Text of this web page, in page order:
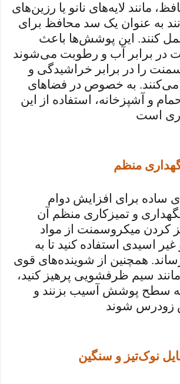
مانند لایه‌های نانو یا رزین‌های
به عنوان یک سد محافظ برای
کنند. این پوشش‌ها باعث
در برابر آب و رطوبت می‌شوند
را در برابر خراشیدگی و
به خصوص در فضاهای
و آشپزخانه، استفاده از این
است
منظم
ساده برای افزایش دوام
و تمیزکاری منظم آن
کردن میکروسمنت از مواد
اسیدی استفاده کنید تا به
همچنین از شوینده‌های قوی
سیم ظرفشویی پرهیز کنید،
به سطح پوشش آسیب بزنند و
زودرس شوند
نوک‌تیز و سنگین